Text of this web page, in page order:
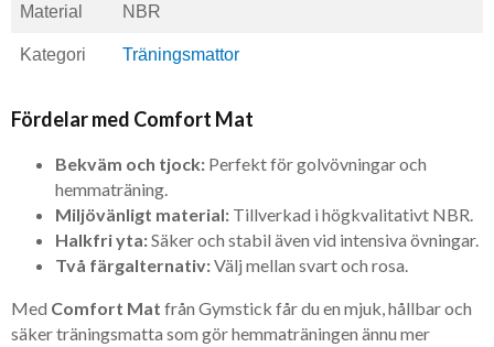
Material NBR
Kategori Träningsmattor
Fördelar med Comfort Mat
Bekväm och tjock: Perfekt för golvövningar och
hemmaträning.
Miljövänligt material: Tillverkad i högkvalitativt NBR.
Halkfri yta:Säker och stabil även vid intensiva övningar.
Två färgalternativ:Välj mellan svart och rosa.
Med Comfort Mat från Gymstick får du en mjuk, hållbar och
säker träningsmatta som gör hemmaträningen ännu mer